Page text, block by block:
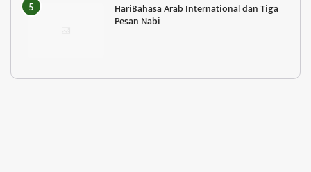
HariBahasa Arab International dan Tiga
Pesan Nabi